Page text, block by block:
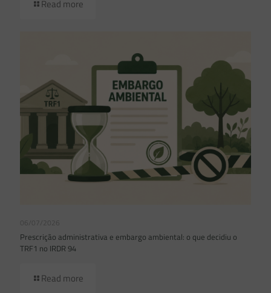
Read more
06/07/2026
Prescrição administrativa e embargo ambiental: o que decidiu o
TRF1 no IRDR 94
Read more